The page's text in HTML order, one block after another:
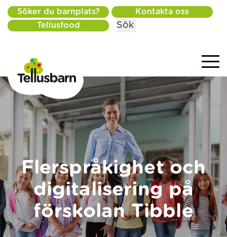
Söker du barnplats?
Kontakta oss
Tellusfood
Sök
Flerspråkighet och
digitalisering på
förskolan Tibble